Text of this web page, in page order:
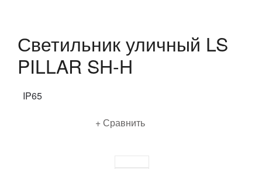
Светильник уличный LS
PILLAR SH-H
IP65
Сравнить